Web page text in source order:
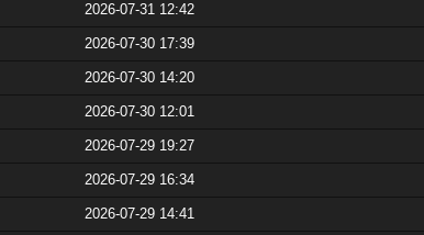
2026-07-31 12:42
2026-07-30 17:39
2026-07-30 14:20
2026-07-30 12:01
2026-07-29 19:27
2026-07-29 16:34
2026-07-29 14:41